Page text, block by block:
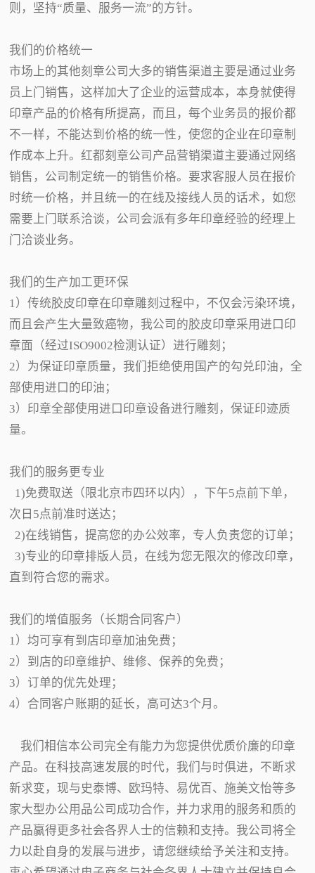
则，坚持“质量、服务一流”的方针。
我们的价格统一
市场上的其他刻章公司大多的销售渠道主要是通过业务
员上门销售，这样加大了企业的运营成本，本身就使得
印章产品的价格有所提高，而且，每个业务员的报价都
不一样，不能达到价格的统一性，使您的企业在印章制
作成本上升。红都刻章公司产品营销渠道主要通过网络
销售，公司制定统一的销售价格。要求客服人员在报价
时统一价格，并且统一的在线及接线人员的话术，如您
需要上门联系洽谈，公司会派有多年印章经验的经理上
门洽谈业务。
我们的生产加工更环保
1）传统胶皮印章在印章雕刻过程中，不仅会污染环境，
而且会产生大量致癌物，我公司的胶皮印章采用进口印
章面（经过ISO9002检测认证）进行雕刻；
2）为保证印章质量，我们拒绝使用国产的勾兑印油，全
部使用进口的印油；
3）印章全部使用进口印章设备进行雕刻，保证印迹质
量。
我们的服务更专业
1)免费取送（限北京市四环以内），下午5点前下单，
次日5点前准时送达；
2)在线销售，提高您的办公效率，专人负责您的订单；
3)专业的印章排版人员，在线为您无限次的修改印章，
直到符合您的需求。
我们的增值服务（长期合同客户）
1）均可享有到店印章加油免费；
2）到店的印章维护、维修、保养的免费；
3）订单的优先处理；
4）合同客户账期的延长，高可达3个月。
我们相信本公司完全有能力为您提供优质价廉的印章
产品。在科技高速发展的时代，我们与时俱进，不断求
新求变，现与史泰博、欧玛特、易优百、施美文怡等多
家大型办公用品公司成功合作，并力求用的服务和质的
产品赢得更多社会各界人士的信赖和支持。我公司将全
力以赴自身的发展与进步，请您继续给予关注和支持。